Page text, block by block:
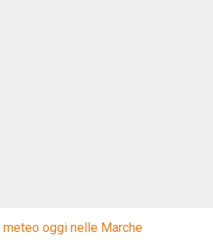
meteo oggi nelle Marche